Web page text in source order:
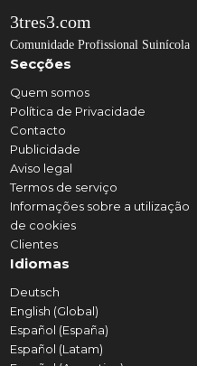
3tres3.com
Comunidade Profissional Suinícola
Secções
Quem somos
Política de Privacidade
Contacto
Publicidade
Aviso legal
Termos de serviço
Informações sobre a utilização
de cookies
Clientes
Idiomas
Deutsch
English (Global)
Español (España)
Español (Latam)